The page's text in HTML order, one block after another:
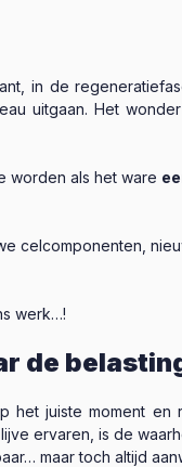
in de
uitgaan. Het
worden als het ware
celcomponenten,
werk…!
de
juiste moment en
ervaren, is de
maar toch altijd